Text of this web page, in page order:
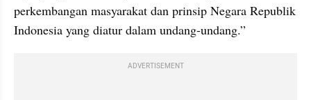
perkembangan masyarakat dan prinsip Negara Republik
Indonesia yang diatur dalam undang-undang.”
ADVERTISEMENT